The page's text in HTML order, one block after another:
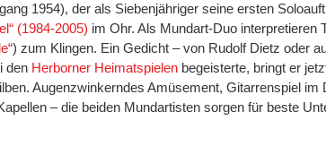
1954), der als Siebenjähriger seine ersten
(1984-2005) im Ohr. Als Mundart-Duo interpretieren
) zum Klingen. Ein Gedicht – von Rudolf Dietz oder
den Herborner Heimatspielen begeisterte, bringt er
Augenzwinkerndes Amüsement, Gitarrenspiel
– die beiden Mundartisten sorgen für beste